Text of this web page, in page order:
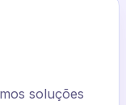
soluções